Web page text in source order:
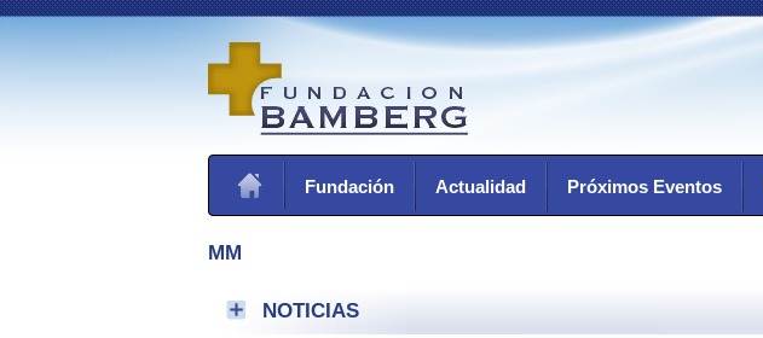
Fundación Actualidad Próximos Eventos
MM
NOTICIAS